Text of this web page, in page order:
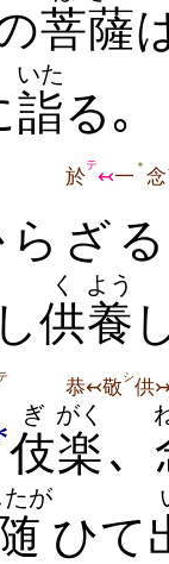
菩薩
詣
いた
る｡
於テ↢一 ＊ 念
ざる
し供
く
養
よう
恭↢敬シ供
伎
ぎ
楽
がく
､
随
たが
ひて